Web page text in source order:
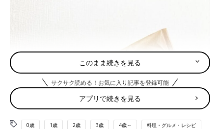
このまま続きを見る
サクサク読める！お気に入り記事を登録可能
アプリで続きを見る
0歳 1歳 2歳 3歳 4歳～ 料理・グルメ・レシピ